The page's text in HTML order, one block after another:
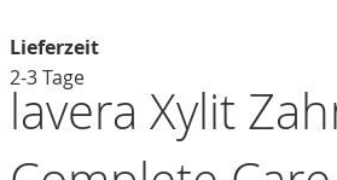
Lieferzeit
2-3 Tage
lavera Xylit